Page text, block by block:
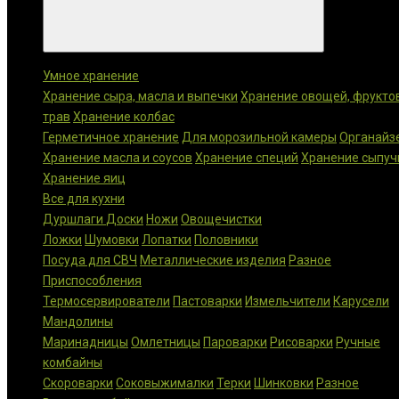
Умное хранение
Хранение сыра, масла и выпечки Хранение овощей,
трав Хранение колбас
Герметичное хранение Для морозильной камеры
Хранение масла и соусов Хранение специй Хранение
Хранение яиц
Все для кухни
Дуршлаги Доски Ножи Овощечистки
Ложки
Шумовки Лопатки Половники
Посуда для СВЧ Металлические изделия Разное
Приспособления
Термосервирователи Пастоварки Измельчители Карусели
Мандолины
Маринадницы Омлетницы Пароварки Рисоварки Ручные
комбайны
Скороварки Соковыжималки Терки Шинковки Разное